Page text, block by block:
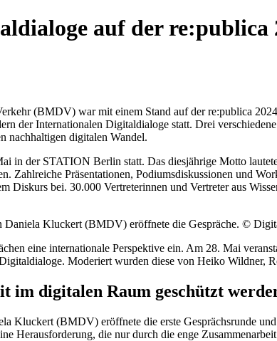
auf der re:publica
(BMDV) war mit einem Stand auf der re:publica
der Internationalen Digitaldialoge statt. Drei
nachhaltigen digitalen Wandel.
in der STATION Berlin statt. Das diesjährige Motto
Zahlreiche Präsentationen, Podiumsdiskussionen und
Diskurs bei. 30.000 Vertreterinnen und Vertreter aus
Daniela Kluckert (BMDV) eröffnete die Gespräche. ©
eine internationale Perspektive ein. Am 28. Mai
Moderiert wurden diese von Heiko
im digitalen Raum geschützt
Kluckert (BMDV) eröffnete die erste Gesprächsrunde
Herausforderung, die nur durch die enge